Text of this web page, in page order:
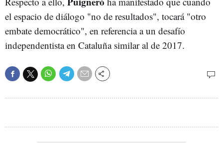
el espacio de diálogo "no de resultados", tocará "otro
embate democrático", en referencia a un desafío
independentista en Cataluña similar al de 2017.